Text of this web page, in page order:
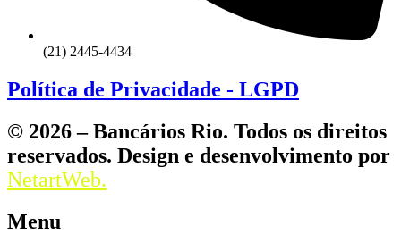
(21) 2445-4434
Política de Privacidade - LGPD
© 2026 – Bancários Rio. Todos os direitos
reservados. Design e desenvolvimento por
NetartWeb.
Menu